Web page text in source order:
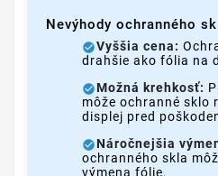
Nevýhody ochranného
Vyššia cena:
drahšie ako fólia na
Možná krehkosť:
môže ochranné sklo
displej pred
Náročnejšia
ochranného skla
výmena fólie.